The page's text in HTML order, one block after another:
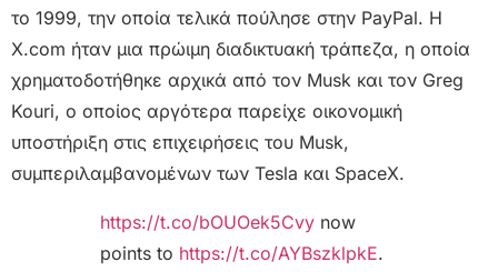
το 1999, την οποία τελικά πούλησε στην PayPal. Η
X.com ήταν μια πρώιμη διαδικτυακή τράπεζα, η οποία
χρηματοδοτήθηκε αρχικά από τον Musk και τον Greg
Kouri, ο οποίος αργότερα παρείχε οικονομική
υποστήριξη στις επιχειρήσεις του Musk,
συμπεριλαμβανομένων των Tesla και SpaceX.
https://t.co/bOUOek5Cvy now
points to https://t.co/AYBszklpkE.